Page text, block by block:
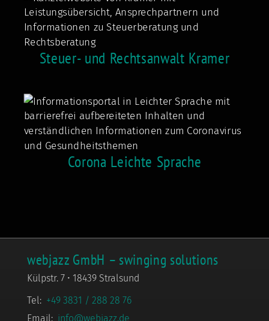
Steuer- und Rechtsanwalt Kramer
Corona Leichte Sprache
webjazz GmbH – swinging solutions
Külpstr. 7 • 18439 Stralsund
Tel: +49 3831 / 288 28 76
Email: info@webjazz.de